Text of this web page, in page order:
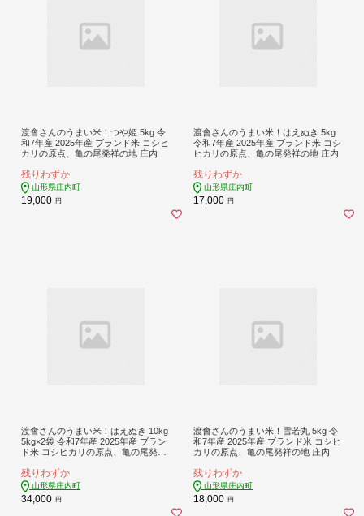
渡會さんのうまい米！つや姫 5kg 令
和7年産 2025年産 ブランド米 コシヒ
カリの原点、亀の尾発祥の地 庄内
残りわずか
山形県庄内町
19,000 円
渡會さんのうまい米！はえぬき 5kg
令和7年産 2025年産 ブランド米 コシ
ヒカリの原点、亀の尾発祥の地 庄内
残りわずか
山形県庄内町
17,000 円
渡會さんのうまい米！はえぬき 10kg
5kg×2袋 令和7年産 2025年産 ブラン
ド米 コシヒカリの原点、亀の尾発祥
残りわずか
山形県庄内町
34,000 円
渡會さんのうまい米！雪若丸 5kg 令
和7年産 2025年産 ブランド米 コシヒ
カリの原点、亀の尾発祥の地 庄内
残りわずか
山形県庄内町
18,000 円